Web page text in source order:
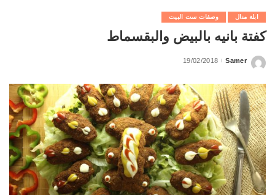
ابلة منال وصفات ست البيت
كفتة بانيه بالبيض والبقسماط
Posted
Samer
19/02/2018